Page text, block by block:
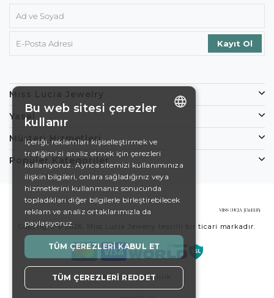
Miss Lucia Jewelry
Yasal
Müşteri Hizmetleri
Popüler Kategoriler
Copyright © 2026, Miss Lucia Jewelry tescilli bir ticari markadır.
Koşullar Gizlilik
DE
EN
SWEDISH
TURKISH
Bu web sitesi çerezler
kullanır
İçeriği, reklamları kişiselleştirmek ve
trafiğimizi analiz etmek için çerezleri
kullanıyoruz. Ayrıca sitemizi kullanımınıza
ilişkin bilgileri, onlara sağladığınız veya
hizmetlerini kullanmanız sonucunda
topladıkları diğer bilgilerle birleştirebilecek
reklam ve analiz ortaklarımızla da
paylaşıyoruz.
TÜM ÇEREZLERI KABUL ET
TÜM ÇEREZLERI REDDET